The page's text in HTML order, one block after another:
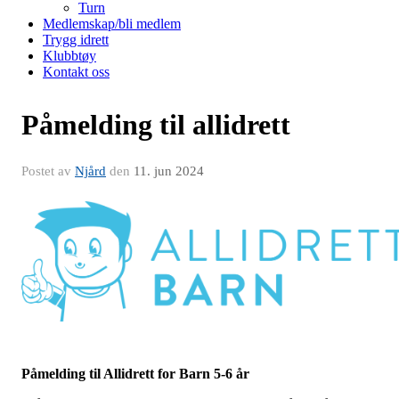
Turn
Medlemskap/bli medlem
Trygg idrett
Klubbtøy
Kontakt oss
Påmelding til allidrett
Postet av Njård den 11. jun 2024
Påmelding til Allidrett for Barn 5-6 år